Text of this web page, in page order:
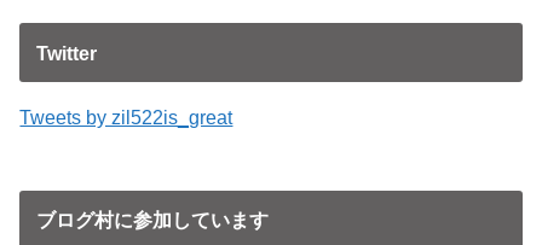
Twitter
Tweets by zil522is_great
ブログ村に参加しています